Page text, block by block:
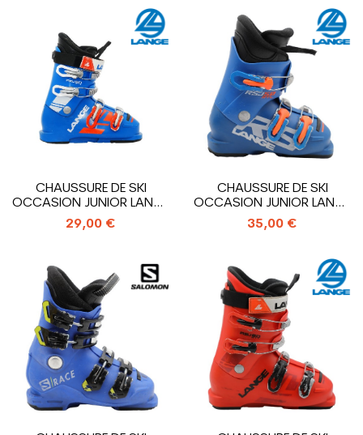
CHAUSSURE DE SKI
OCCASION JUNIOR LANGE
RSJ 60 RTL_4...
29,00 €
CHAUSSURE DE SKI
OCCASION JUNIOR LANGE
RSJ 50 RTL_3...
35,00 €